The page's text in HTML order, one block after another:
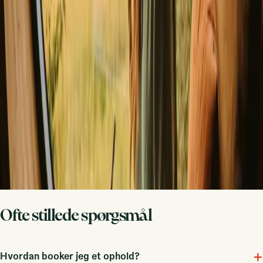
Del dit sted med nysgerrige gæster
Vær vært på dine egne præmisser. Sæt din sæson, dine regler, din
fortælling. Vi klarer resten.
Bliv vært Bestil et opkald
Få inspiration til dit næste naturophold
Vær først til at opdage unikke ophold, rejsehistorier og sæsonguides
Fornavn
Ved tilmelding accepterer du, at vi må sende dig inspiration og
guider. Du kan altid afmelde dig. Læs vores
privatlivspolitik
Ofte stillede spørgsmål
Hvordan booker jeg et ophold? +